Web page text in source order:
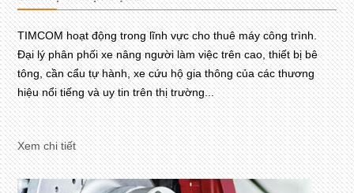
TIMCOM hoạt động trong lĩnh vực cho thuê máy công trình.
Đại lý phân phối xe nâng người làm việc trên cao, thiết bị bê
tông, cần cẩu tự hành, xe cứu hộ gia thông của các thương
hiệu nổi tiếng và uy tin trên thị trường...
Xem chi tiết